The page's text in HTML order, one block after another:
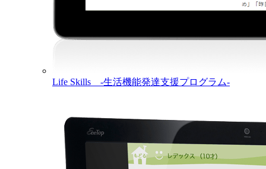
Life Skills -生活機能発達支援プログラム-